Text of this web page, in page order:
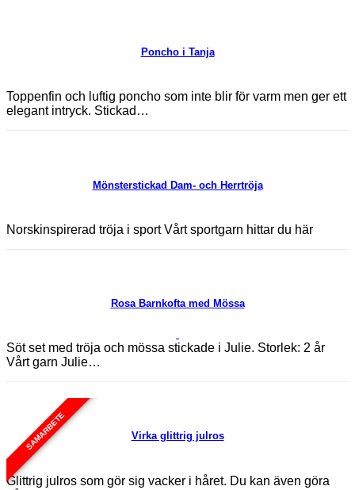
Poncho i Tanja
Toppenfin och luftig poncho som inte blir för varm men ger ett
elegant intryck. Stickad…
Mönsterstickad Dam- och Herrtröja
Norskinspirerad tröja i sport Vårt sportgarn hittar du här
Rosa Barnkofta med Mössa
Söt set med tröja och mössa stickade i Julie. Storlek: 2 år
Vårt garn Julie…
SAMARBETE Virka glittrig julros
Glittrig julros som gör sig vacker i håret. Du kan även göra